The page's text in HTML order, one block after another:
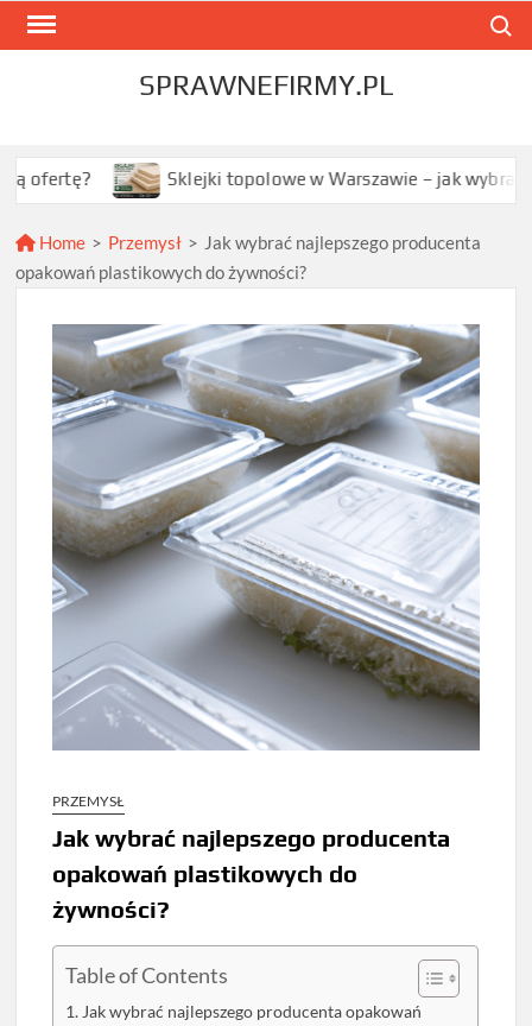
Skip
SPRAWNEFIRMY.PL
Sklejki topolowe w Warszawie – jak wybrać najlepszą
Home > Przemysł > Jak wybrać najlepszego producenta
opakowań plastikowych do żywności?
PRZEMYSŁ
Jak wybrać najlepszego producenta
opakowań plastikowych do
żywności?
Table of Contents
Jak wybrać najlepszego producenta opakowań